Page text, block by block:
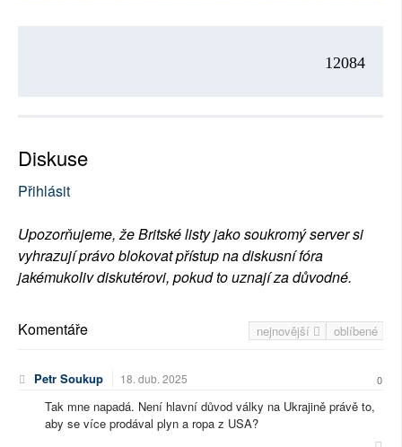
12084
Diskuse
Přihlásit
Upozorňujeme, že Britské listy jako soukromý server si
vyhrazují právo blokovat přístup na diskusní fóra
jakémukoliv diskutérovi, pokud to uznají za důvodné.
nejnovější oblíbené
Komentáře
Petr Soukup 18. dub. 2025 0
Tak mne napadá. Není hlavní důvod války na Ukrajině právě to,
aby se více prodával plyn a ropa z USA?